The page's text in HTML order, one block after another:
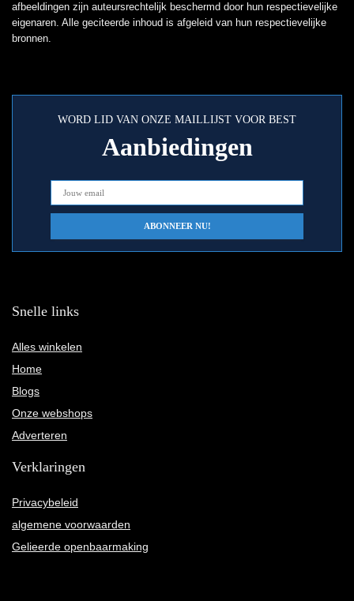
afbeeldingen zijn auteursrechtelijk beschermd door hun respectievelijke
eigenaren. Alle geciteerde inhoud is afgeleid van hun respectievelijke
bronnen.
WORD LID VAN ONZE MAILLIJST VOOR BEST
Aanbiedingen
Snelle links
Alles winkelen
Home
Blogs
Onze webshops
Adverteren
Verklaringen
Privacybeleid
algemene voorwaarden
Gelieerde openbaarmaking